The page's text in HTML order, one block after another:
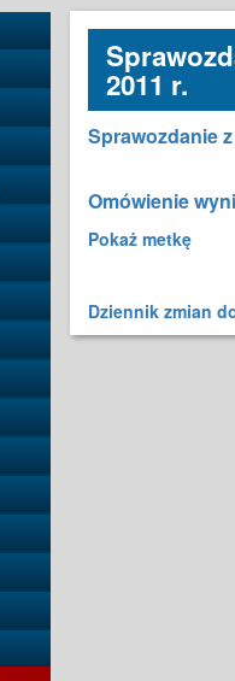
2011 r.
Sprawozdanie
Omówienie
Pokaż metkę
Dziennik zmian